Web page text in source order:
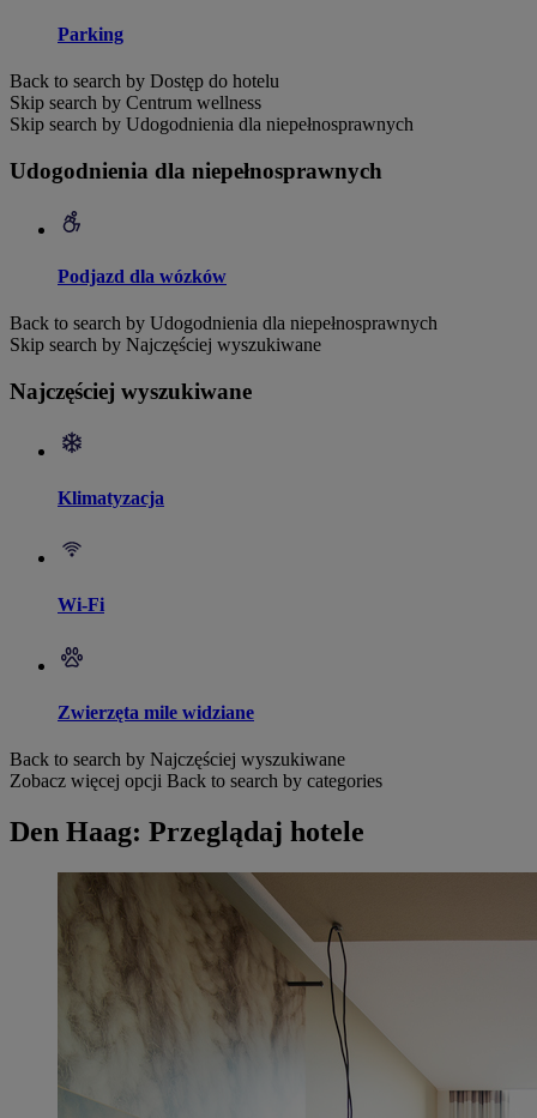
Parking
Back to search by Dostęp do hotelu
Skip search by Centrum wellness
Skip search by Udogodnienia dla niepełnosprawnych
Udogodnienia dla niepełnosprawnych
Podjazd dla wózków
Back to search by Udogodnienia dla niepełnosprawnych
Skip search by Najczęściej wyszukiwane
Najczęściej wyszukiwane
Klimatyzacja
Wi-Fi
Zwierzęta mile widziane
Back to search by Najczęściej wyszukiwane
Zobacz więcej opcji Back to search by categories
Den Haag: Przeglądaj hotele